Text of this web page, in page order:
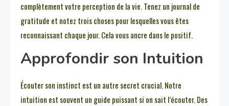
complètement votre perception de la vie. Tenez un journal de
gratitude et notez trois choses pour lesquelles vous êtes
reconnaissant chaque jour. Cela vous ancre dans le positif.
Approfondir son Intuition
Écouter son instinct est un autre secret crucial. Notre
intuition est souvent un guide puissant si on sait l’écouter. Des